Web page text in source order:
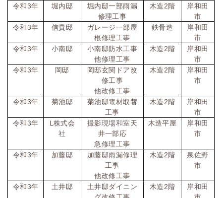
令和3年 堀内邸
堀内邸一部雨漏
修理工事
木造2階
岸和田
市
令和3年 信貴邸
ガレージ一部屋
根修理工事
鉄骨造
岸和田
市
令和3年 小南邸
小南邸防水工事
他修理工事
木造2階
岸和田
市
令和3年 岡邸
岡邸玄関ドア改
修工事
他改修工事
木造2階
岸和田
市
令和3年 菊池邸
菊池邸電材取替
工事
木造2階
岸和田
市
令和3年 L株式会
社
撮影現場和室天
井一部応
急修理工事
木造平屋
岸和田
市
令和3年 加藤邸
加藤邸雨漏修理
工事
他改修工事
木造2階
泉佐野
市
令和3年 土井邸
土井邸ダイニン
木造2階
岸和田